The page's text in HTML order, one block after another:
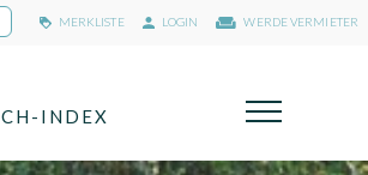
MERKLISTE LOGIN WERDE VERMIETER
CH-INDEX